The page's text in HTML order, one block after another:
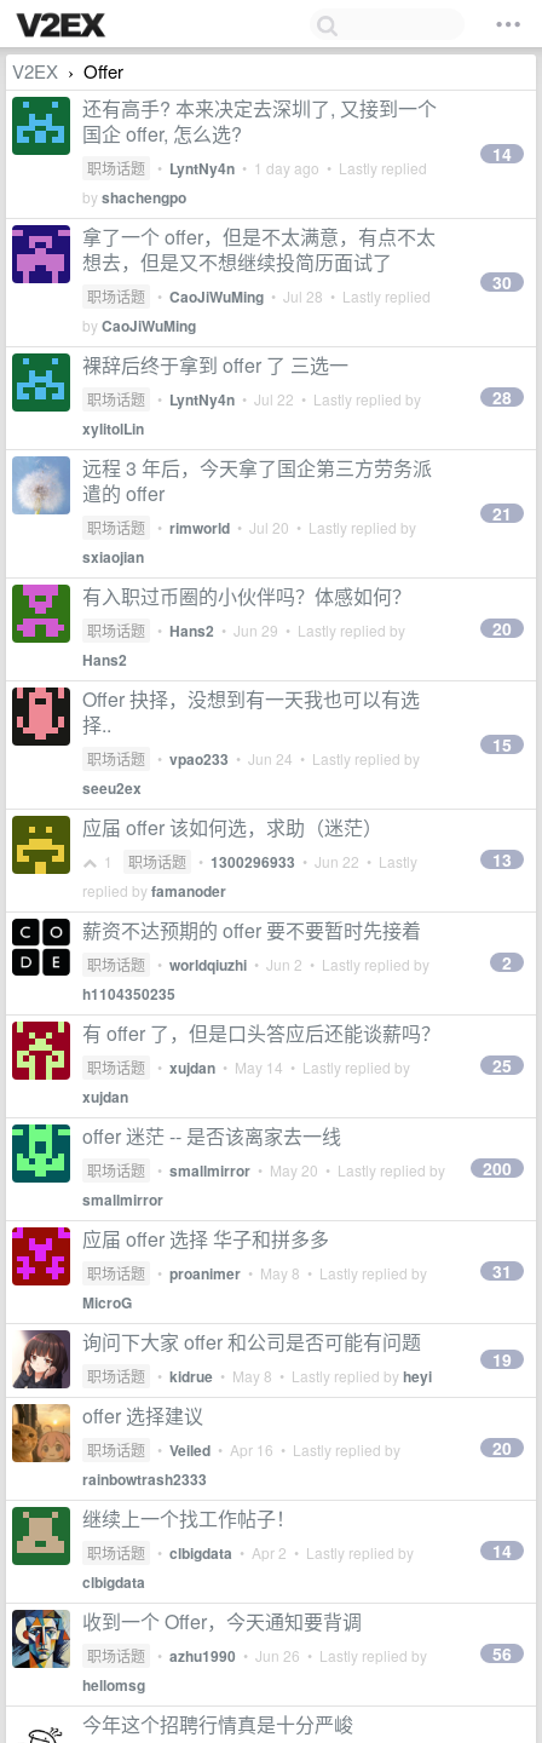
V2EX › Offer
还有高手? 本来决定去深圳了, 又接到一个
国企 offer, 怎么选?
职场话题 • LyntNy4n • 1 day ago • Lastly replied
byshachengpo
14
拿了一个 offer，但是不太满意，有点不太
想去，但是又不想继续投简历面试了
职场话题 • CaoJiWuMing • Jul 28 • Lastly replied
byCaoJiWuMing
30
裸辞后终于拿到 offer 了 三选一
职场话题 • LyntNy4n • Jul 22 • Lastly replied by
xylitolLin
28
远程 3 年后，今天拿了国企第三方劳务派
遣的 offer
职场话题 • rimworld • Jul 20 • Lastly replied by
sxiaojian
21
有入职过币圈的小伙伴吗？体感如何？
职场话题 • Hans2 • Jun 29 • Lastly replied by
Hans2
20
Offer 抉择，没想到有一天我也可以有选
择..
职场话题 • vpao233 • Jun 24 • Lastly replied by
seeu2ex
15
应届 offer 该如何选，求助（迷茫）
1 职场话题 • 1300296933 • Jun 22 • Lastly
replied byfamanoder
13
薪资不达预期的 offer 要不要暂时先接着
职场话题 • worldqiuzhi • Jun 2 • Lastly replied by
h1104350235
2
有 offer 了，但是口头答应后还能谈薪吗？
职场话题 • xujdan • May 14 • Lastly replied by
xujdan
25
offer 迷茫 -- 是否该离家去一线
职场话题 • smallmirror • May 20 • Lastly replied by
smallmirror
200
应届 offer 选择 华子和拼多多
职场话题 • proanimer • May 8 • Lastly replied by
MicroG
31
询问下大家 offer 和公司是否可能有问题
职场话题 • kidrue • May 8 • Lastly replied byheyi
19
offer 选择建议
职场话题 • Veiled • Apr 16 • Lastly replied by
rainbowtrash2333
20
继续上一个找工作帖子！
职场话题 • clbigdata • Apr 2 • Lastly replied by
clbigdata
14
收到一个 Offer，今天通知要背调
职场话题 • azhu1990 • Jun 26 • Lastly replied by
hellomsg
56
今年这个招聘行情真是十分严峻